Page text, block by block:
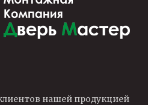
нашей продукцией